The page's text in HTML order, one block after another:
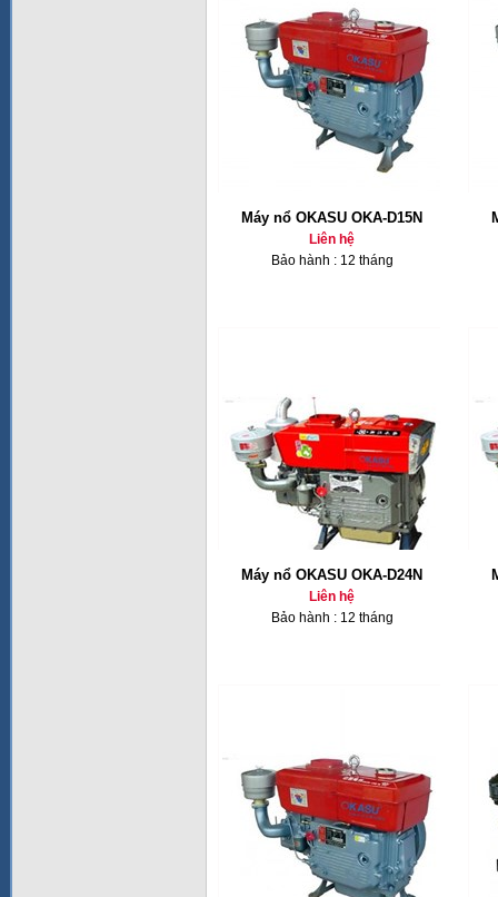
Máy nổ OKASU OKA-D15N
Liên hệ
Bảo hành : 12 tháng
Máy nổ OKASU OKA-D24N
Liên hệ
Bảo hành : 12 tháng